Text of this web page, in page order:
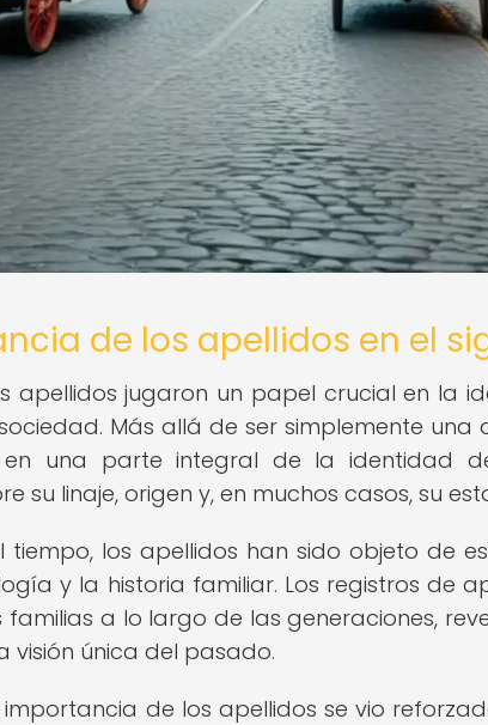
de los apellidos en el
apellidos jugaron un papel crucial en la
Más allá de ser simplemente una
en una parte integral de la identidad
su linaje, origen y, en muchos casos, su
tiempo, los apellidos han sido objeto de
y la historia familiar. Los registros de
familias a lo largo de las generaciones,
visión única del pasado.
importancia de los apellidos se vio